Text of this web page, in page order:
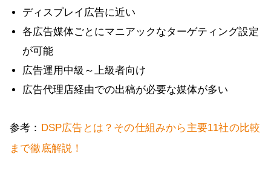
ディスプレイ広告に近い
各広告媒体ごとにマニアックなターゲティング設定
が可能
広告運用中級～上級者向け
広告代理店経由での出稿が必要な媒体が多い
参考： DSP広告とは？その仕組みから主要11社の比較
まで徹底解説！